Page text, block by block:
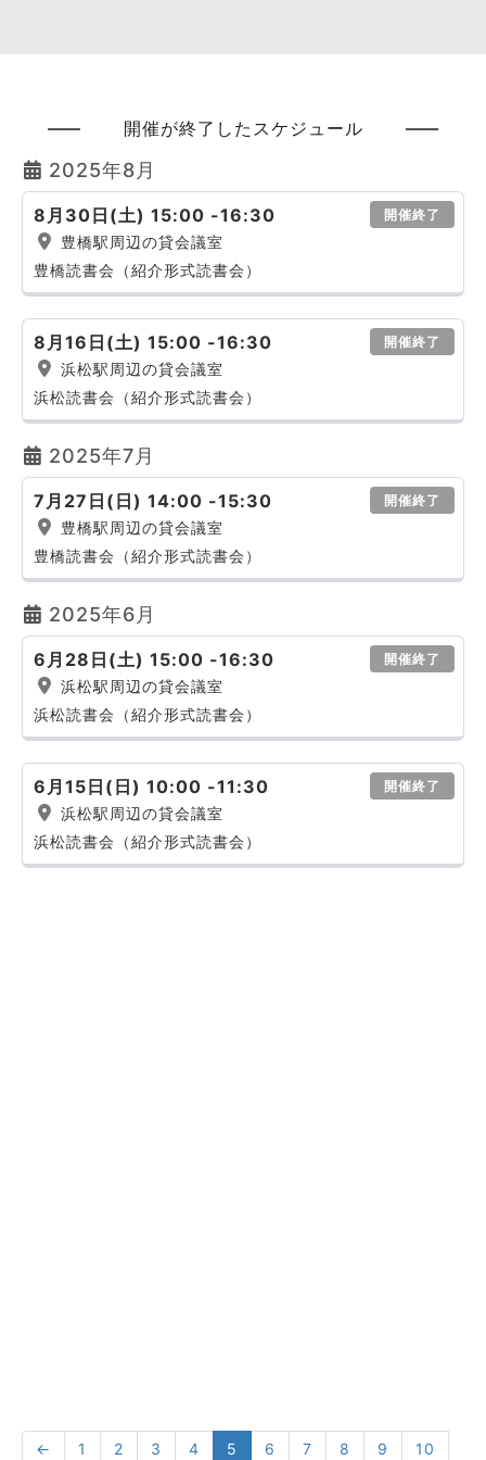
開催が終了したスケジュール
2025年8月
8月30日(土) 15:00 -16:30 開催終了
豊橋駅周辺の貸会議室
豊橋読書会（紹介形式読書会）
8月16日(土) 15:00 -16:30 開催終了
浜松駅周辺の貸会議室
浜松読書会（紹介形式読書会）
2025年7月
7月27日(日) 14:00 -15:30 開催終了
豊橋駅周辺の貸会議室
豊橋読書会（紹介形式読書会）
2025年6月
6月28日(土) 15:00 -16:30 開催終了
浜松駅周辺の貸会議室
浜松読書会（紹介形式読書会）
6月15日(日) 10:00 -11:30 開催終了
浜松駅周辺の貸会議室
浜松読書会（紹介形式読書会）
← 1 2 3 4 5 6 7 8 9
10